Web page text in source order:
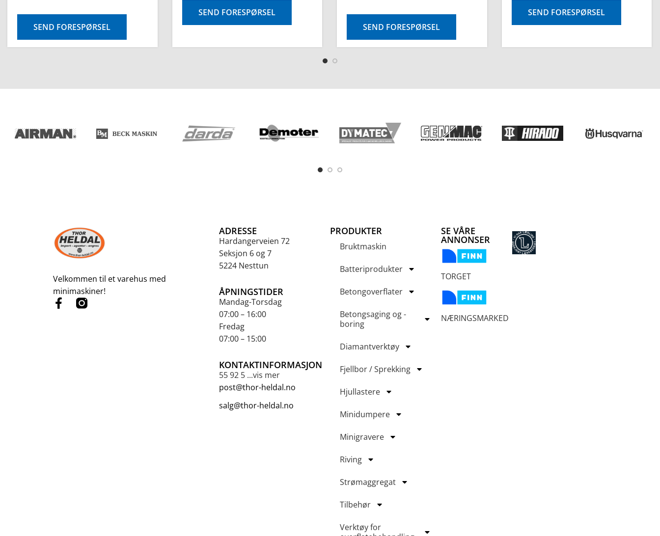
SEND FORESPØRSEL
SEND FORESPØRSEL
SEND FORESPØRSEL
SEND FORESPØRSEL
Velkommen til et varehus med
minimaskiner!
ADRESSE
Hardangerveien 72
Seksjon 6 og 7
5224 Nesttun
ÅPNINGSTIDER
Mandag-Torsdag
07:00 – 16:00
Fredag
07:00 – 15:00
KONTAKTINFORMASJON
55 92 5 ...vis mer
post@thor-heldal.no
salg@thor-heldal.no
PRODUKTER
Bruktmaskin
Batteriprodukter
Betongoverflater
Betongsaging og -
boring
Diamantverktøy
Fjellbor / Sprekking
Hjullastere
Minidumpere
Minigravere
Riving
Strømaggregat
Tilbehør
Verktøy for
SE VÅRE
ANNONSER
TORGET
NÆRINGSMARKED